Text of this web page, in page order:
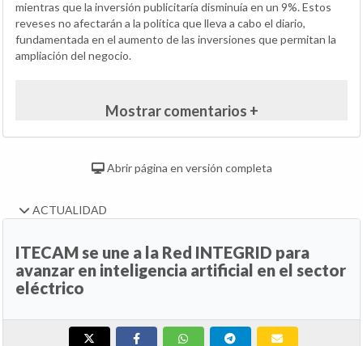
mientras que la inversión publicitaría disminuía en un 9%. Estos
reveses no afectarán a la política que lleva a cabo el diario,
fundamentada en el aumento de las inversiones que permitan la
ampliación del negocio.
Mostrar comentarios +
Abrir página en versión completa
ACTUALIDAD
ITECAM se une a la Red INTEGRID para
avanzar en inteligencia artificial en el sector
eléctrico